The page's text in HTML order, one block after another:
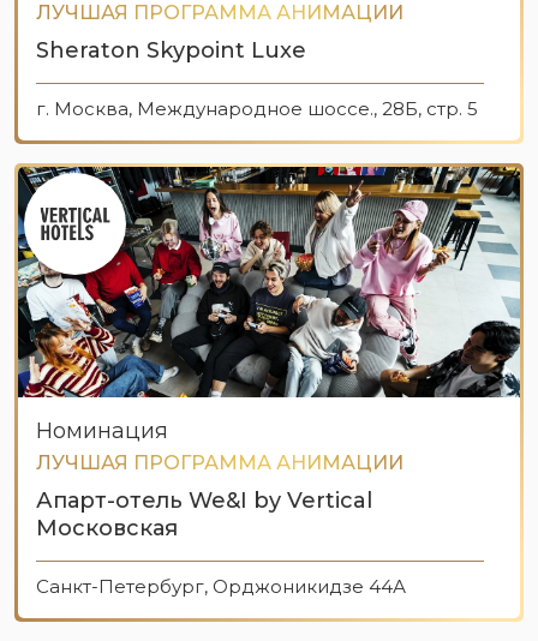
ЛУЧШАЯ ПРОГРАММА АНИМАЦИИ
Sheraton Skypoint Luxe
г. Москва, Международное шоссе., 28Б, стр. 5
Номинация
ЛУЧШАЯ ПРОГРАММА АНИМАЦИИ
Апарт-отель We&I by Vertical
Московская
Санкт-Петербург, Орджоникидзе 44А